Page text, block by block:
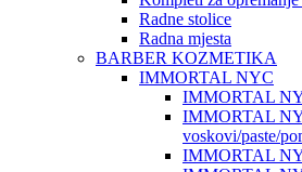
Radne stolice
Radna mjesta
BARBER KOZMETIKA
IMMORTAL NYC
IMMORTAL
IMMORTAL
voskovi/paste/
IMMORTAL